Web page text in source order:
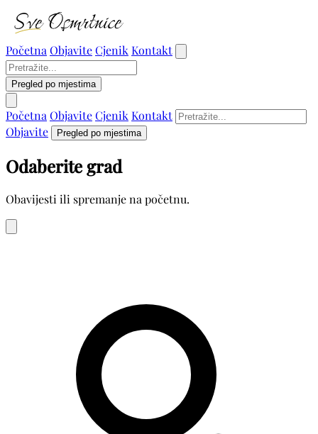
Početna ObjaviteCjenik Kontakt
Pregled po mjestima
Početna ObjaviteCjenik Kontakt
Objavite
Pregled po mjestima
Odaberite grad
Obavijesti ili spremanje na početnu.